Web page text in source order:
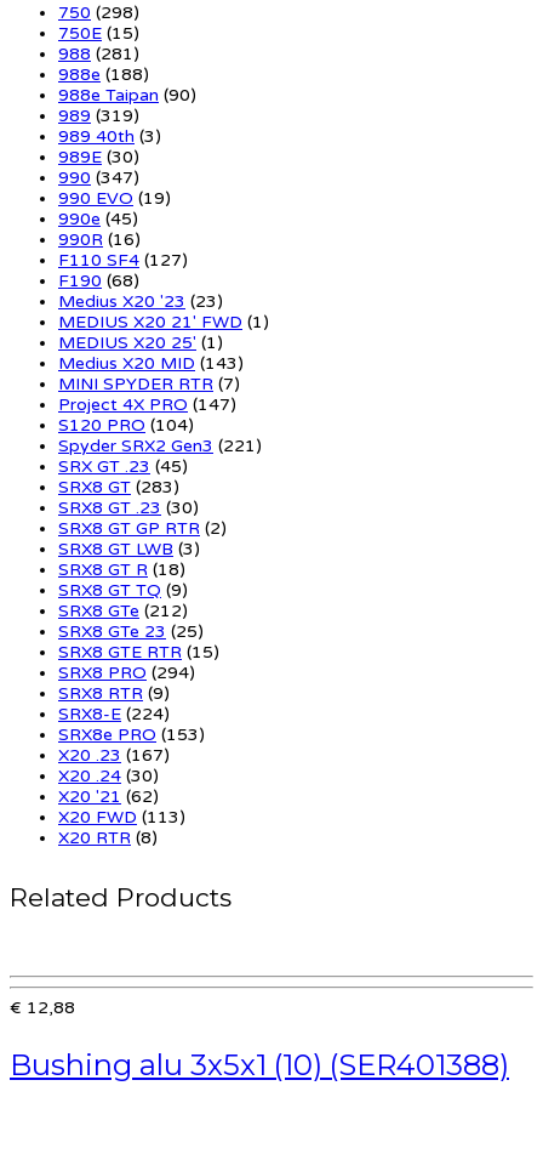
750 (298)
750E (15)
988 (281)
988e (188)
988e Taipan (90)
989 (319)
989 40th (3)
989E (30)
990 (347)
990 EVO (19)
990e (45)
990R (16)
F110 SF4 (127)
F190 (68)
Medius X20 '23 (23)
MEDIUS X20 21' FWD (1)
MEDIUS X20 25' (1)
Medius X20 MID (143)
MINI SPYDER RTR (7)
Project 4X PRO (147)
S120 PRO (104)
Spyder SRX2 Gen3 (221)
SRX GT .23 (45)
SRX8 GT (283)
SRX8 GT .23 (30)
SRX8 GT GP RTR (2)
SRX8 GT LWB (3)
SRX8 GT R (18)
SRX8 GT TQ (9)
SRX8 GTe (212)
SRX8 GTe 23 (25)
SRX8 GTE RTR (15)
SRX8 PRO (294)
SRX8 RTR (9)
SRX8-E (224)
SRX8e PRO (153)
X20 .23 (167)
X20 .24 (30)
X20 '21 (62)
X20 FWD (113)
X20 RTR (8)
Related Products
€ 12,88
Bushing alu 3x5x1 (10) (SER401388)